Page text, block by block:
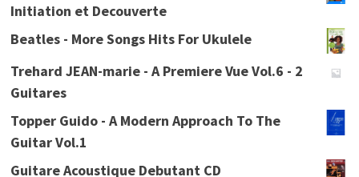
Initiation et Decouverte
Beatles - More Songs Hits For Ukulele
Trehard JEAN-marie - A Premiere Vue Vol.6 - 2
Guitares
Topper Guido - A Modern Approach To The
Guitar Vol.1
Guitare Acoustique Debutant CD